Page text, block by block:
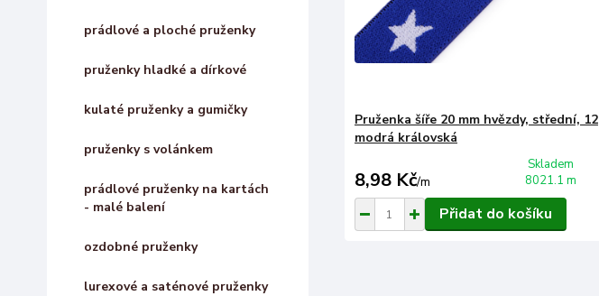
prádlové a ploché pruženky
pruženky hladké a dírkové
kulaté pruženky a gumičky
pruženky s volánkem
prádlové pruženky na kartách
- malé balení
ozdobné pruženky
lurexové a saténové pruženky
Pruženka šíře 20 mm hvězdy, střední, 12
modrá královská
8,98 Kč/m
Skladem
8021.1 m
Přidat do košíku